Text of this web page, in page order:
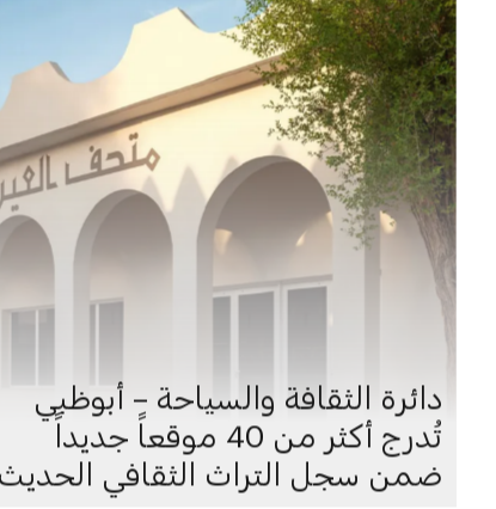
دائرة الثقافة والسياحة – أبوظبي
تُدرج أكثر من 40 موقعاً جديداً
ضمن سجل التراث الثقافي الحديث